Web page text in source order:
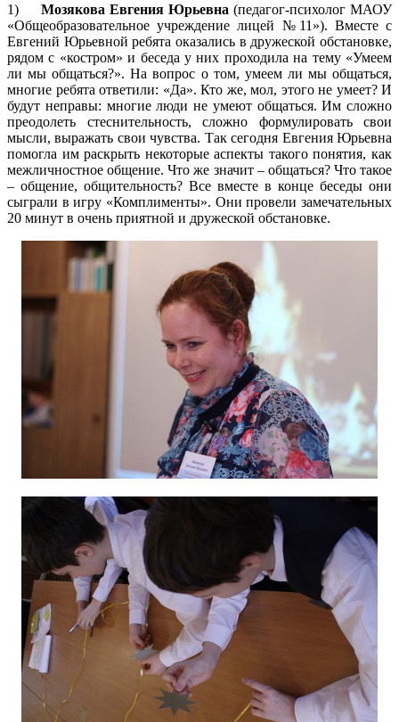
1) Мозякова Евгения Юрьевна (педагог-психолог МАОУ
«Общеобразовательное учреждение лицей №11»). Вместе с
Евгений Юрьевной ребята оказались в дружеской обстановке,
рядом с «костром» и беседа у них проходила на тему «Умеем
ли мы общаться?». На вопрос о том, умеем ли мы общаться,
многие ребята ответили: «Да». Кто же, мол, этого не умеет? И
будут неправы: многие люди не умеют общаться. Им сложно
преодолеть стеснительность, сложно формулировать свои
мысли, выражать свои чувства. Так сегодня Евгения Юрьевна
помогла им раскрыть некоторые аспекты такого понятия, как
межличностное общение. Что же значит – общаться? Что такое
– общение, общительность? Все вместе в конце беседы они
сыграли в игру «Комплименты». Они провели замечательных
20 минут в очень приятной и дружеской обстановке.